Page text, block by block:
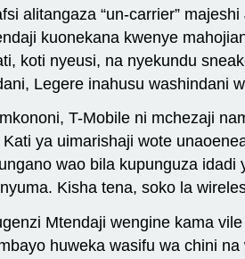
alitangaza “un-carrier”
kuonekana kwenye
koti nyeusi, na nyekundu
Legere inahusu washindani
T-Mobile ni mchezaji
ya uimarishaji wote
wao bila kupunguza
Kisha tena, soko la
Mtendaji wengine kama
huweka wasifu wa chini